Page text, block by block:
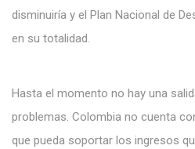
disminuiría y el Plan Nacional de
en su totalidad.
Hasta el momento no hay una
problemas. Colombia no cuenta
que pueda soportar los ingresos